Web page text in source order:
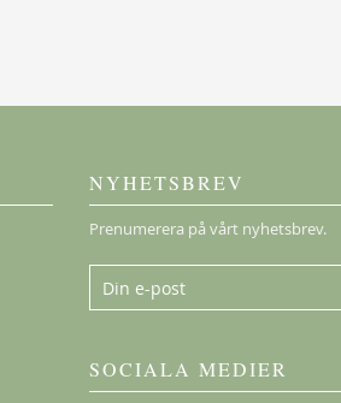
NYHETSBREV
Prenumerera på vårt nyhetsbrev.
SOCIALA MEDIER